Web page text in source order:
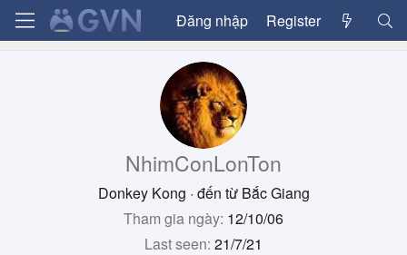
Đăng nhập Register
NhimConLonTon
Donkey Kong · đến từ Bắc Giang
Tham gia ngày 12/10/06
Last seen 21/7/21